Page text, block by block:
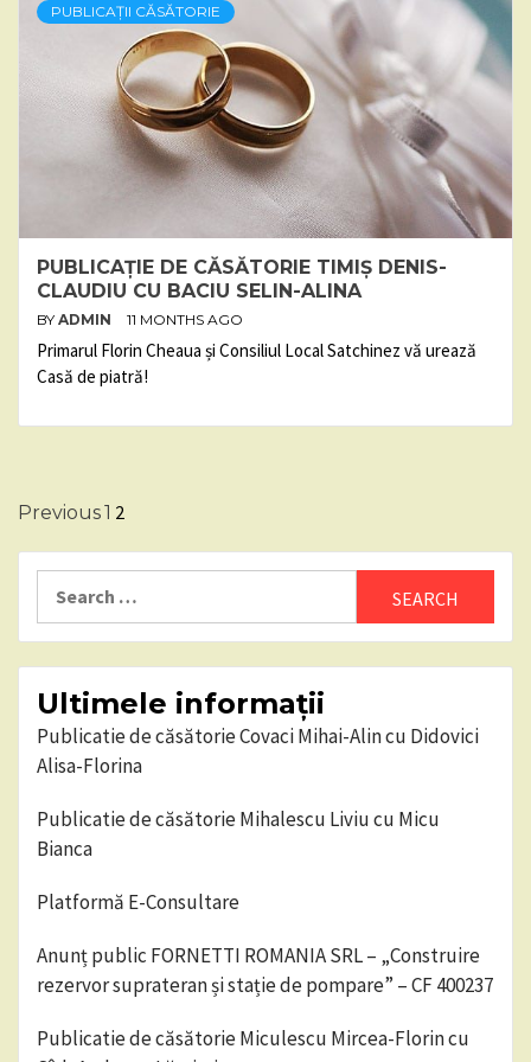
PUBLICAȚII CĂSĂTORIE
PUBLICAȚIE DE CĂSĂTORIE TIMIȘ DENIS-
CLAUDIU CU BACIU SELIN-ALINA
BY ADMIN 11 MONTHS AGO
Primarul Florin Cheaua și Consiliul Local Satchinez vă urează
Casă de piatră!
Posts
pagination
Previous1 2
Ultimele informații
Publicatie de căsătorie Covaci Mihai-Alin cu Didovici
Alisa-Florina
Publicatie de căsătorie Mihalescu Liviu cu Micu
Bianca
Platformă E-Consultare
Anunț public FORNETTI ROMANIA SRL – „Construire
rezervor suprateran și stație de pompare” – CF 400237
Publicatie de căsătorie Miculescu Mircea-Florin cu